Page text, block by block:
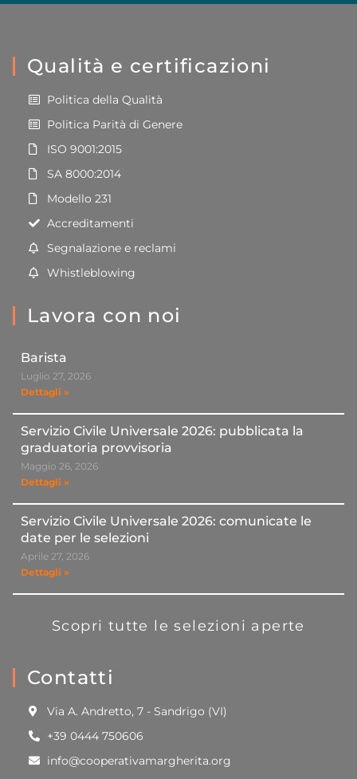
Qualità e certificazioni
Politica della Qualità
Politica Parità di Genere
ISO 9001:2015
SA 8000:2014
Modello 231
Accreditamenti
Segnalazione e reclami
Whistleblowing
Lavora con noi
Barista
Luglio 27, 2026
Dettagli »
Servizio Civile Universale 2026: pubblicata la
graduatoria provvisoria
Maggio 26, 2026
Dettagli »
Servizio Civile Universale 2026: comunicate le
date per le selezioni
Aprile 27, 2026
Dettagli »
Scopri tutte le selezioni aperte
Contatti
Via A. Andretto, 7 - Sandrigo (VI)
+39 0444 750606
info@cooperativamargherita.org